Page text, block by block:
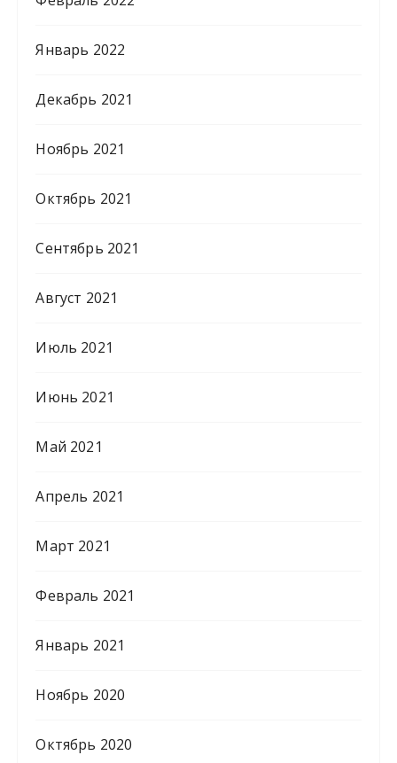
Январь 2022
Декабрь 2021
Ноябрь 2021
Октябрь 2021
Сентябрь 2021
Август 2021
Июль 2021
Июнь 2021
Май 2021
Апрель 2021
Март 2021
Февраль 2021
Январь 2021
Ноябрь 2020
Октябрь 2020